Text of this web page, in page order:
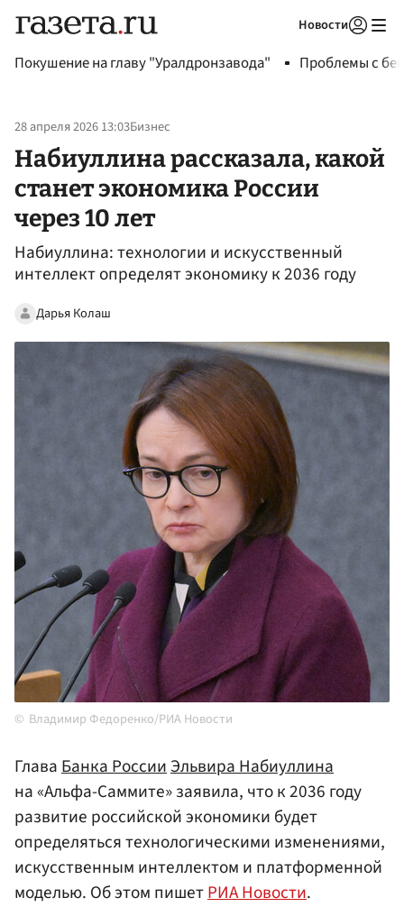
Новости
Покушение на главу "Уралдронзавода" Проблемы с
28 апреля 2026 13:03Бизнес
Набиуллина рассказала, какой
станет экономика России
через 10 лет
Набиуллина: технологии и искусственный
интеллект определят экономику к 2036 году
Дарья Колаш
Владимир Федоренко/РИА Новости
ГлаваБанка РоссииЭльвира Набиуллина
на «Альфа-Саммите» заявила, что к 2036 году
развитие российской экономики будет
определяться технологическими изменениями,
искусственным интеллектом и платформенной
моделью. Об этом пишетРИА Новости.